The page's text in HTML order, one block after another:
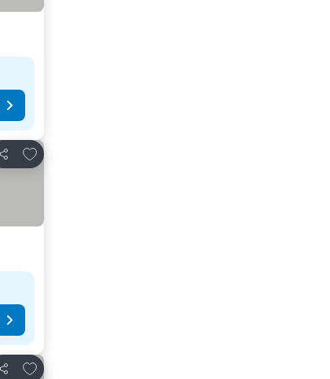
공유
즐겨찾기에 추가
공유
즐겨찾기에 추가